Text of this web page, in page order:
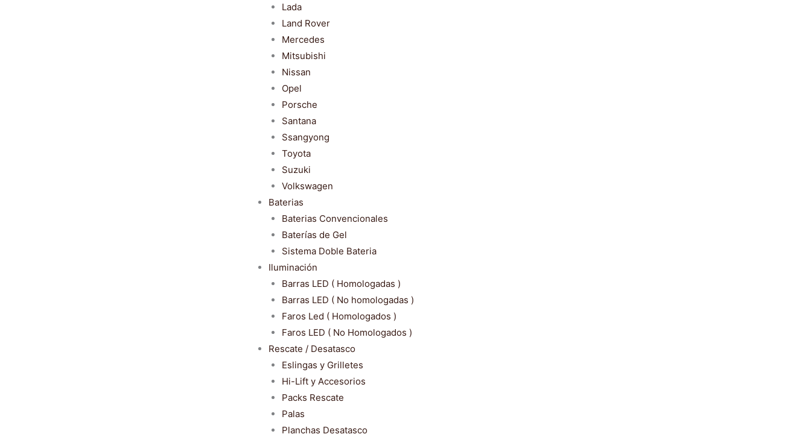
Lada
Land Rover
Mercedes
Mitsubishi
Nissan
Opel
Porsche
Santana
Ssangyong
Toyota
Suzuki
Volkswagen
Baterias
Baterias Convencionales
Baterías de Gel
Sistema Doble Bateria
Iluminación
Barras LED ( Homologadas )
Barras LED ( No homologadas )
Faros Led ( Homologados )
Faros LED ( No Homologados )
Rescate / Desatasco
Eslingas y Grilletes
Hi-Lift y Accesorios
Packs Rescate
Palas
Planchas Desatasco